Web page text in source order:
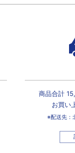
商品合計
お買い
※配送先：